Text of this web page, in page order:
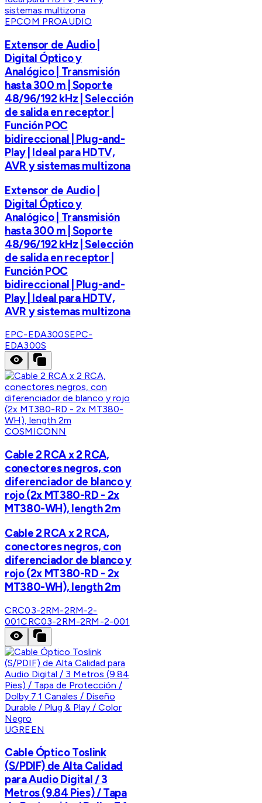
EPCOM PROAUDIO
Extensor de Audio |
Digital Óptico y
Analógico | Transmisión
hasta 300 m | Soporte
48/96/192 kHz | Selección
de salida en receptor |
Función POC
bidireccional | Plug-and-
Play | Ideal para HDTV,
AVR y sistemas multizona
Extensor de Audio |
Digital Óptico y
Analógico | Transmisión
hasta 300 m | Soporte
48/96/192 kHz | Selección
de salida en receptor |
Función POC
bidireccional | Plug-and-
Play | Ideal para HDTV,
AVR y sistemas multizona
EPC-EDA300SEPC-
EDA300S
COSMICONN
Cable 2 RCA x 2 RCA,
conectores negros, con
diferenciador de blanco y
rojo (2x MT380-RD - 2x
MT380-WH), length 2m
Cable 2 RCA x 2 RCA,
conectores negros, con
diferenciador de blanco y
rojo (2x MT380-RD - 2x
MT380-WH), length 2m
CRC03-2RM-2RM-2-
001CRC03-2RM-2RM-2-001
UGREEN
Cable Óptico Toslink
(S/PDIF) de Alta Calidad
para Audio Digital / 3
Metros (9.84 Pies) / Tapa